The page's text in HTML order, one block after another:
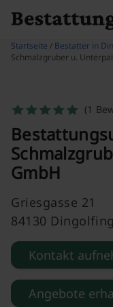
Startseite / Bestatter in
Schmalzgruber u.
(1
GmbH
Griesgasse 21
84130 Dingolfing
Kontakt
Angebote